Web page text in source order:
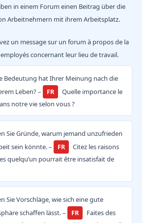
in einem Forum einen Beitrag über die
Arbeitnehmern mit ihrem Arbeitsplatz.
un message sur un forum à propos de la
concernant leur lieu de travail.
Bedeutung hat Ihrer Meinung nach die
Leben? –
FR
Quelle importance le
notre vie selon vous ?
Sie Gründe, warum jemand unzufrieden
sein könnte. –
FR
Citez les raisons
quelqu’un pourrait être insatisfait de
Sie Vorschläge, wie sich eine gute
schaffen lässt. –
FR
Faites des